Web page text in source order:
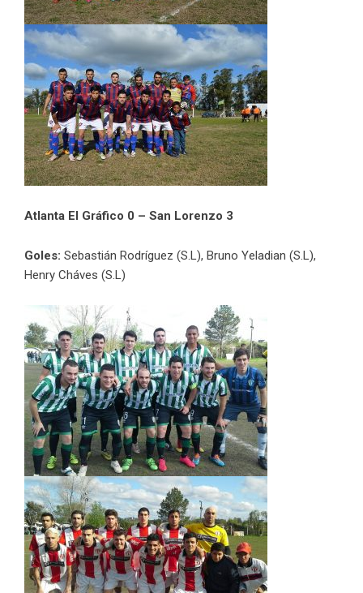
Atlanta El Gráfico 0 – San Lorenzo 3
Goles: Sebastián Rodríguez (S.L), Bruno Yeladian (S.L),
Henry Cháves (S.L)